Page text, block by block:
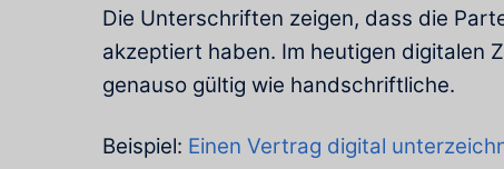
Die Unterschriften zeigen, dass die
akzeptiert haben. Im heutigen digitalen
genauso gültig wie handschriftliche.
Beispiel: Einen Vertrag digital